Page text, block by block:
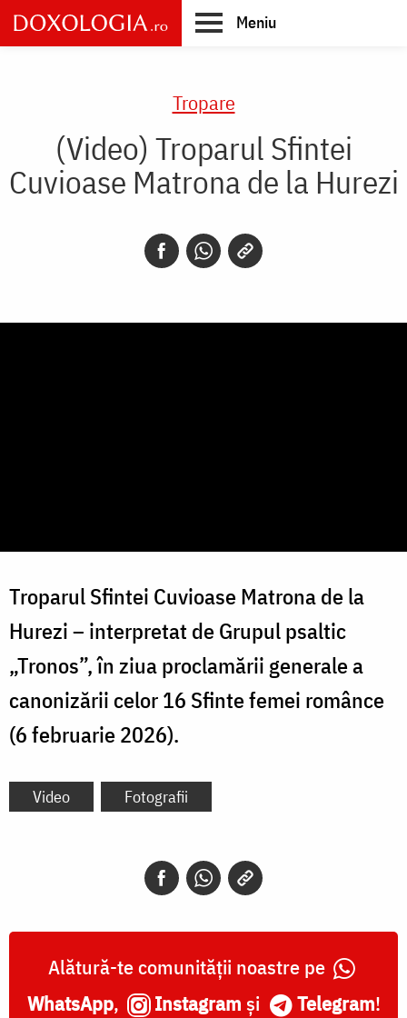
Skip
to
main
Meniu
Tropare
(Video) Troparul Sfintei
Cuvioase Matrona de la Hurezi
Troparul Sfintei Cuvioase Matrona de la
Hurezi– interpretat de Grupul psaltic
„Tronos”, în ziua proclamării generale a
canonizării celor 16 Sfinte femei românce
(6 februarie 2026).
Video Fotografii
Alătură-te comunității noastre pe
WhatsApp, Instagram și Telegram!